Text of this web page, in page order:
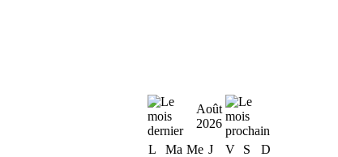
Août
2026
L
Ma Me J V S
D